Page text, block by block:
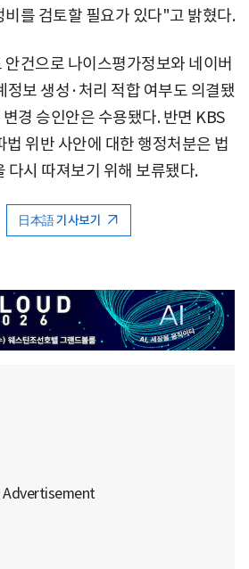
를 검토할 필요가 있다"고 밝혔다.
건으로 나이스평가정보와 네이버
정보 생성·처리 적합 여부도 의결됐
경 승인안은 수용됐다. 반면 KBS
위반 사안에 대한 행정처분은 법
다시 따져보기 위해 보류됐다.
日本語 기사보기